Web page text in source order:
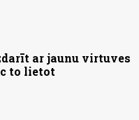
ar jaunu virtuves
to lietot